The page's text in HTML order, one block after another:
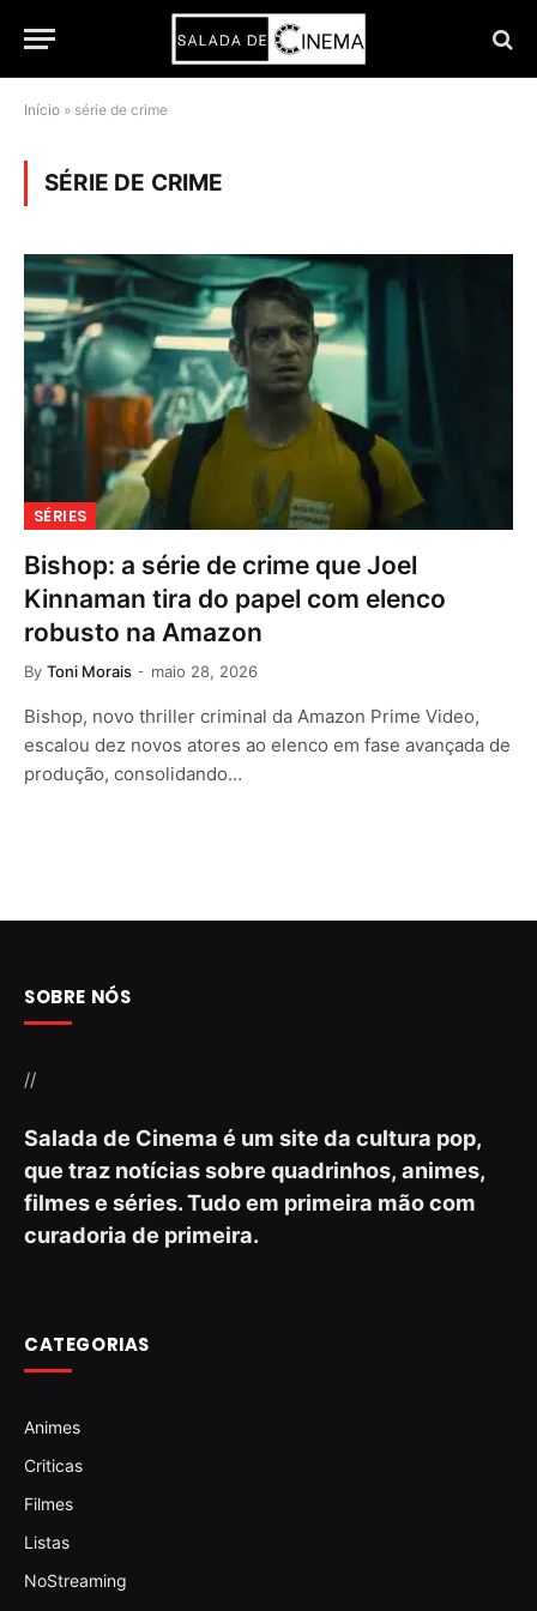
Início » série de crime
SÉRIE DE CRIME
SÉRIES
Bishop: a série de crime que Joel
Kinnaman tira do papel com elenco
robusto na Amazon
By Toni Morais maio 28, 2026
Bishop, novo thriller criminal da Amazon Prime Video,
escalou dez novos atores ao elenco em fase avançada de
produção, consolidando…
SOBRE NÓS
//
Salada de Cinema é um site da cultura pop,
que traz notícias sobre quadrinhos, animes,
filmes e séries. Tudo em primeira mão com
curadoria de primeira.
CATEGORIAS
Animes
Criticas
Filmes
Listas
NoStreaming